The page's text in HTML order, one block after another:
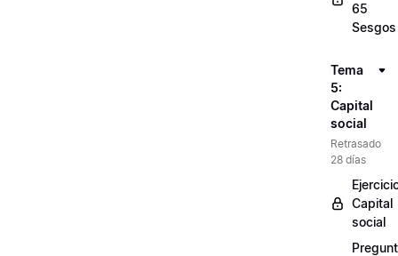
65
Sesgos
Tema
5:
Capital
social
Retrasado
28 días
Capital
social